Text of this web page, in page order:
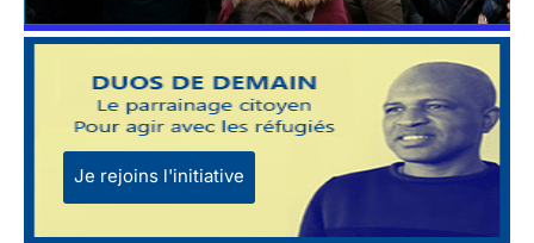
Je rejoins l'initiative